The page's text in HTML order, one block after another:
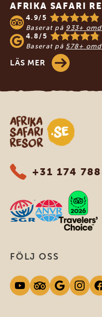
AFRIKA SAFARI
4.9/5
Baserat på 933+
4.8/5
Baserat på 578+
LÄS MER
Safari-resor i Afrika
+31 174
FÖLJ OSS